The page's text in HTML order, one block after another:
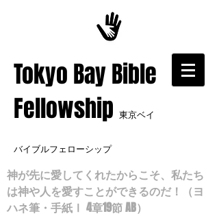
​Tokyo Bay Bible
Fellowship 東京ベイ
バイブルフェローシップ
神が先に愛してくれたからこそ、私たち
は神や人を愛すことができるのだ！（ヨ
ハネ筆・手紙Ⅰ 4章19節 AB）